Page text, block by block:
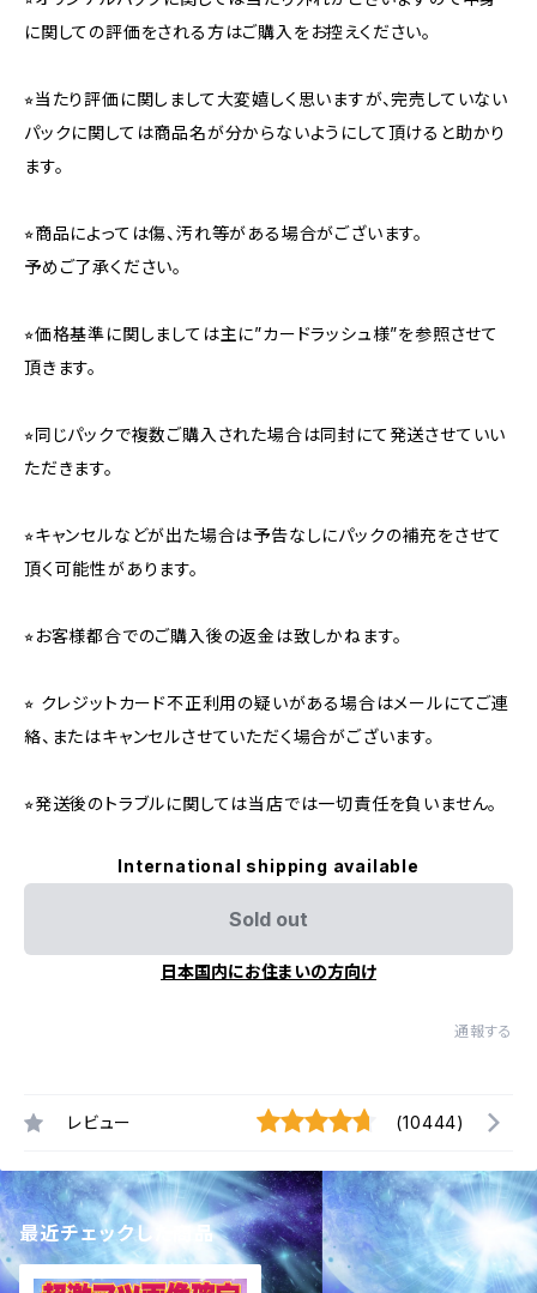
に関しての評価をされる方はご購入をお控えください。
⭐︎当たり評価に関しまして大変嬉しく思いますが、完売していない
パックに関しては商品名が分からないようにして頂けると助かり
ます。
⭐︎商品によっては傷、汚れ等がある場合がございます。
予めご了承ください。
⭐︎価格基準に関しましては主に”カードラッシュ様”を参照させて
頂きます。
⭐︎同じパックで複数ご購入された場合は同封にて発送させていい
ただきます。
⭐︎キャンセルなどが出た場合は予告なしにパックの補充をさせて
頂く可能性があります。
⭐︎お客様都合でのご購入後の返金は致しかねます。
⭐︎ クレジットカード不正利用の疑いがある場合はメールにてご連
絡、またはキャンセルさせていただく場合がございます。
⭐︎発送後のトラブルに関しては当店では一切責任を負いません。
International shipping available
Sold out
日本国内にお住まいの方向け
通報する
レビュー (10444)
最近チェックした商品